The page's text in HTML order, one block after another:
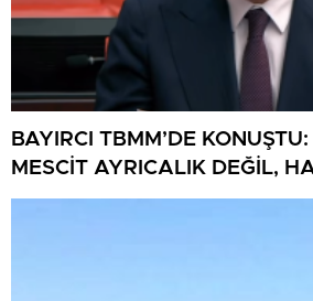
BAYIRCI TBMM’DE
MESCİT AYRICALIK DEĞİL,